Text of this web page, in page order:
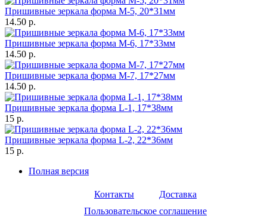
Пришивные зеркала форма M-5, 20*31мм
14.50 р.
Пришивные зеркала форма M-6, 17*33мм
14.50 р.
Пришивные зеркала форма M-7, 17*27мм
14.50 р.
Пришивные зеркала форма L-1, 17*38мм
15 р.
Пришивные зеркала форма L-2, 22*36мм
15 р.
Полная версия
Контакты
Доставка
Пользовательское соглашение